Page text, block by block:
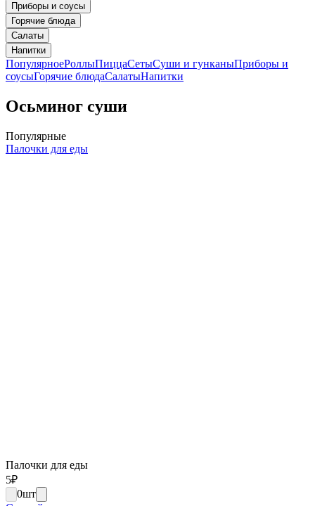
Приборы и соусы
Горячие блюда
Салаты
Напитки
ПопулярноеРоллыПиццаСетыСуши и гунканыПриборы и
соусыГорячие блюдаСалатыНапитки
Осьминог суши
Популярные
Палочки для еды
Палочки для еды
5₽
0шт